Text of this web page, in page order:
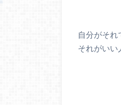
自分がそれ
それがいい